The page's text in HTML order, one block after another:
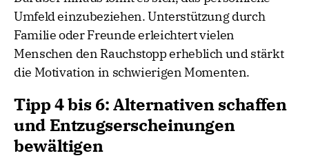
Umfeld einzubeziehen. Unterstützung durch
Familie oder Freunde erleichtert vielen
Menschen den Rauchstopp erheblich und stärkt
die Motivation in schwierigen Momenten.
Tipp 4 bis 6: Alternativen schaffen
und Entzugserscheinungen
bewältigen